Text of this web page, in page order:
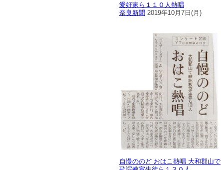
愛好家ら１１０人熱唱
奈良新聞 2019年10月7日(月)
自慢ののど おはこ熱唱 大和郡山で